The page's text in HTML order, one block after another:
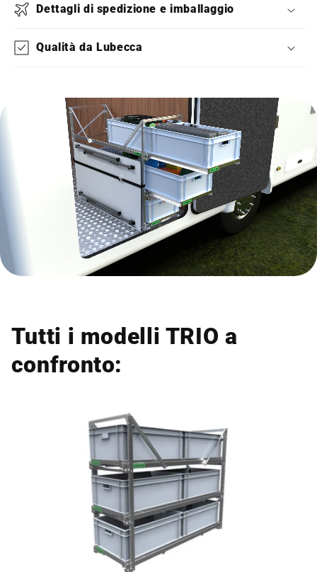
Dettagli di spedizione e imballaggio
Qualità da Lubecca
Tutti i modelli TRIO a
confronto: